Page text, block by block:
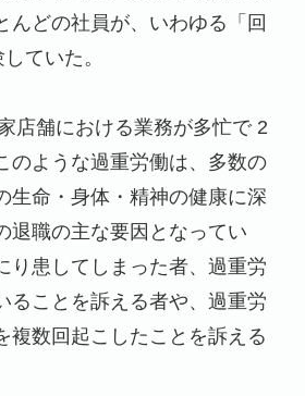
んどの社員が、いわゆる「回
ていた。
店舗における業務が多忙で 2
のような過重労働は、多数の
生命・身体・精神の健康に深
退職の主な要因となってい
り患してしまった者、過重労
ることを訴える者や、過重労
複数回起こしたことを訴える